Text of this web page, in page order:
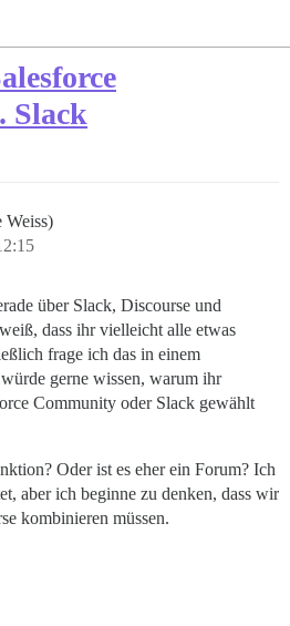
Slack
Weiss)
über Slack, Discourse und
dass ihr vielleicht alle etwas
frage ich das in einem
gerne wissen, warum ihr
Community oder Slack gewählt
Oder ist es eher ein Forum? Ich
aber ich beginne zu denken, dass wir
kombinieren müssen.